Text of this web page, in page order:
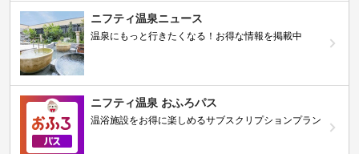
ニフティ温泉ニュース
温泉にもっと行きたくなる！お得な情報を掲載中
ニフティ温泉 おふろパス
温浴施設をお得に楽しめるサブスクリプションプラン